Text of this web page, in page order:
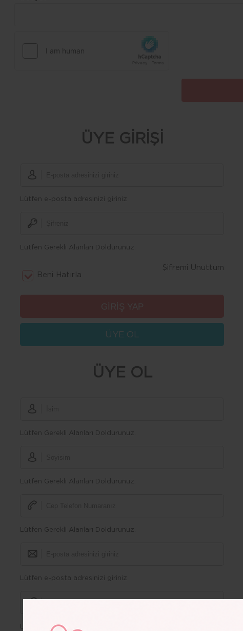
ÜYE GİRİŞİ
Lütfen e-posta adresinizi giriniz
Lütfen Gerekli Alanları Doldurunuz.
Beni Hatırla
Şifremi Unuttum
ÜYE OL
ÜYE OL
Lütfen Gerekli Alanları Doldurunuz.
Lütfen Gerekli Alanları Doldurunuz.
Lütfen Gerekli Alanları Doldurunuz.
Lütfen e-posta adresinizi giriniz
Lütfen Gerekli Alanları Doldurunuz.